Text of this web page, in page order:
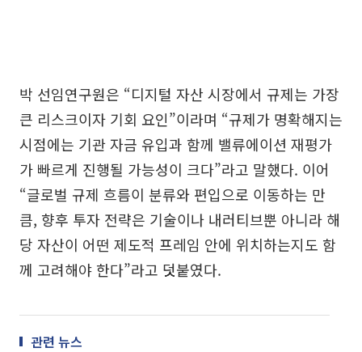
박 선임연구원은 “디지털 자산 시장에서 규제는 가장
큰 리스크이자 기회 요인”이라며 “규제가 명확해지는
시점에는 기관 자금 유입과 함께 밸류에이션 재평가
가 빠르게 진행될 가능성이 크다”라고 말했다. 이어
“글로벌 규제 흐름이 분류와 편입으로 이동하는 만
큼, 향후 투자 전략은 기술이나 내러티브뿐 아니라 해
당 자산이 어떤 제도적 프레임 안에 위치하는지도 함
께 고려해야 한다”라고 덧붙였다.
관련 뉴스